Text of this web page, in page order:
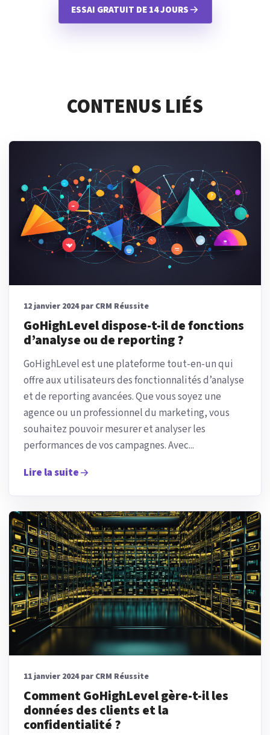
ESSAI GRATUIT DE 14 JOURS
CONTENUS LIÉS
12 janvier 2024 par CRM Réussite
GoHighLevel dispose-t-il de fonctions
d’analyse ou de reporting ?
GoHighLevel est une plateforme tout-en-un qui
offre aux utilisateurs des fonctionnalités d’analyse
et de reporting avancées. Que vous soyez une
agence ou un professionnel du marketing, vous
souhaitez pouvoir mesurer et analyser les
performances de vos campagnes. Avec...
Lire la suite
11 janvier 2024 par CRM Réussite
Comment GoHighLevel gère-t-il les
données des clients et la
confidentialité ?